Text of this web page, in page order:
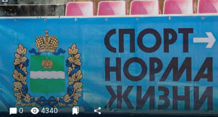
Криминал
Культура
Недвижимость и ЖКХ
Образование
Общество
Погода
Праздники
Происшествия
0 4340